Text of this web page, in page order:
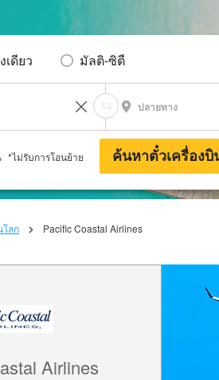
เดียว มัลติ-ซิตี้
ปลายทาง
*ไม่รับการโอนย้าย ค้นหาตั๋วเครื่อง
โลก Pacific Coastal Airlines
Airlines